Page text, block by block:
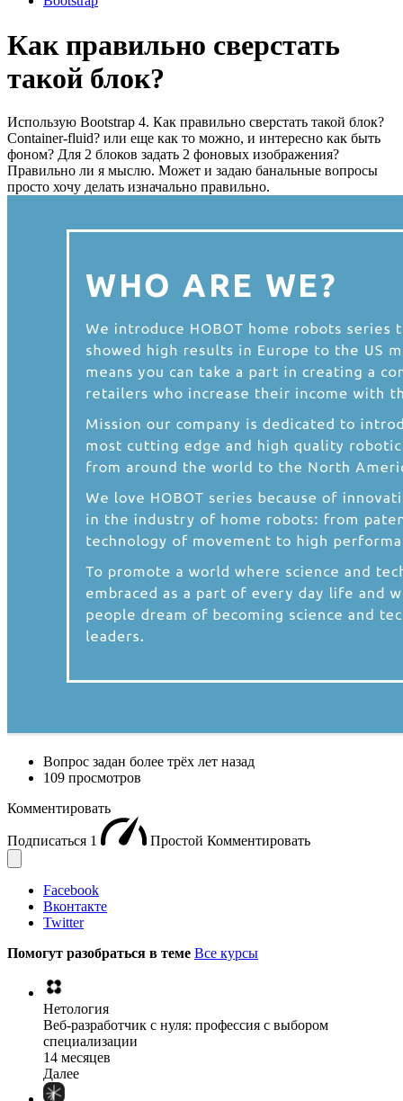
Как правильно сверстать
такой блок?
Использую Bootstrap 4. Как правильно сверстать такой блок?
Container-fluid? или еще как то можно, и интересно как быть
фоном? Для 2 блоков задать 2 фоновых изображения?
Правильно ли я мыслю. Может и задаю банальные вопросы
просто хочу делать изначально правильно.
Вопрос задан более трёх лет назад
109 просмотров
Комментировать
Подписаться 1 Простой Комментировать
Facebook
Вконтакте
Twitter
Помогут разобраться в теме Все курсы
Нетология
Веб-разработчик с нуля: профессия с выбором
специализации
14 месяцев
Далее